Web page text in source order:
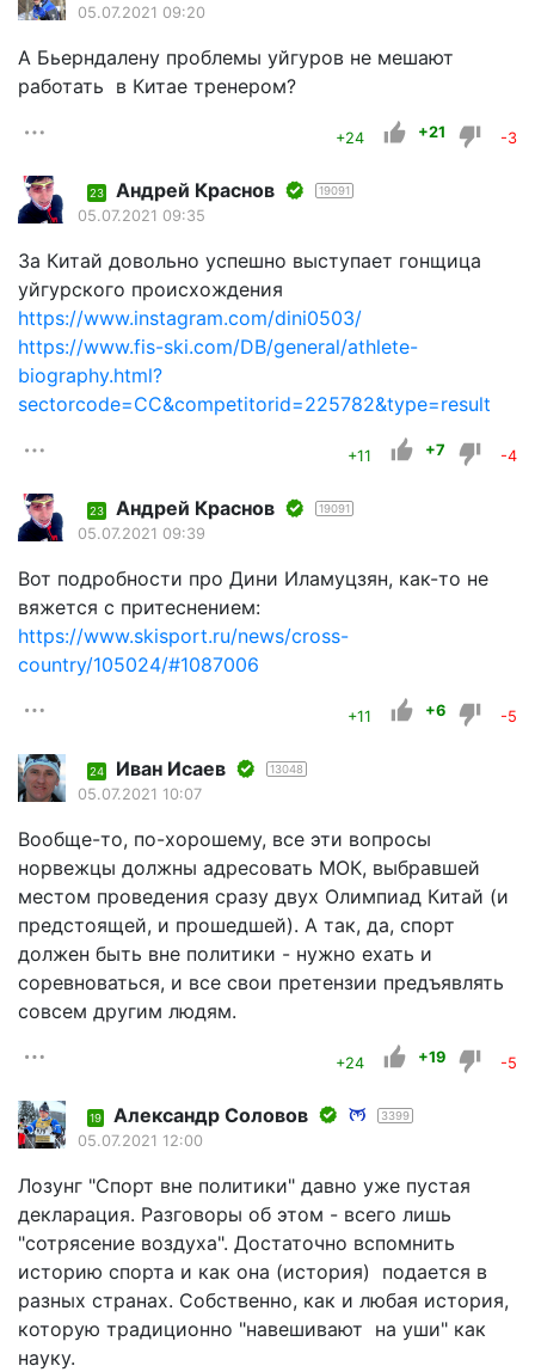
05.07.2021 09:20
А Бьерндалену проблемы уйгуров не мешают
работать в Китае тренером?
+24 +21 -3
23 Андрей Краснов 19091
05.07.2021 09:35
За Китай довольно успешно выступает гонщица
уйгурского происхождения
https://www.instagram.com/dini0503/
https://www.fis-ski.com/DB/general/athlete-
biography.html?
sectorcode=CC&competitorid=225782&type=result
+11 +7 -4
23 Андрей Краснов 19091
05.07.2021 09:39
Вот подробности про Дини Иламуцзян, как-то не
вяжется с притеснением:
https://www.skisport.ru/news/cross-
country/105024/#1087006
+11 +6 -5
24 Иван Исаев 13048
05.07.2021 10:07
Вообще-то, по-хорошему, все эти вопросы
норвежцы должны адресовать МОК, выбравшей
местом проведения сразу двух Олимпиад Китай (и
предстоящей, и прошедшей). А так, да, спорт
должен быть вне политики - нужно ехать и
соревноваться, и все свои претензии предъявлять
совсем другим людям.
+24 +19 -5
19 Александр Соловов 3399
05.07.2021 12:00
Лозунг "Спорт вне политики" давно уже пустая
декларация. Разговоры об этом - всего лишь
"сотрясение воздуха". Достаточно вспомнить
историю спорта и как она (история) подается в
разных странах. Собственно, как и любая история,
которую традиционно "навешивают на уши" как
науку.